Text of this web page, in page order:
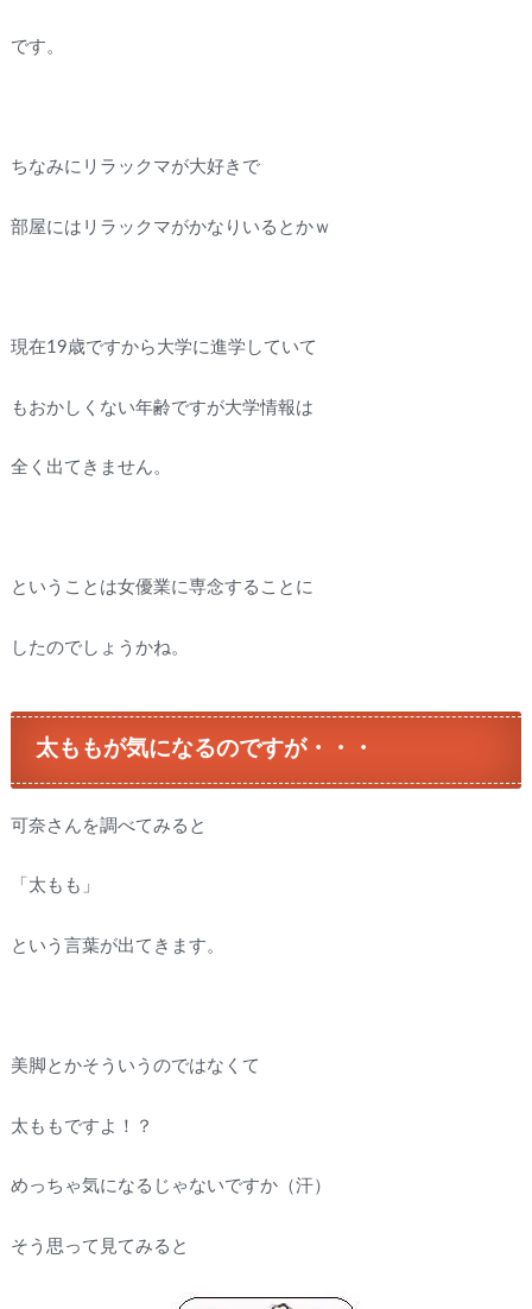
です。
ちなみにリラックマが大好きで
部屋にはリラックマがかなりいるとかｗ
現在19歳ですから大学に進学していて
もおかしくない年齢ですが大学情報は
全く出てきません。
ということは女優業に専念することに
したのでしょうかね。
太ももが気になるのですが・・・
可奈さんを調べてみると
「太もも」
という言葉が出てきます。
美脚とかそういうのではなくて
太ももですよ！？
めっちゃ気になるじゃないですか（汗）
そう思って見てみると